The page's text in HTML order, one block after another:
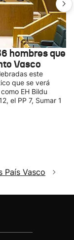
hombres que
Vasco
este
que se verá
EH Bildu
el PP 7, Sumar 1
País Vasco